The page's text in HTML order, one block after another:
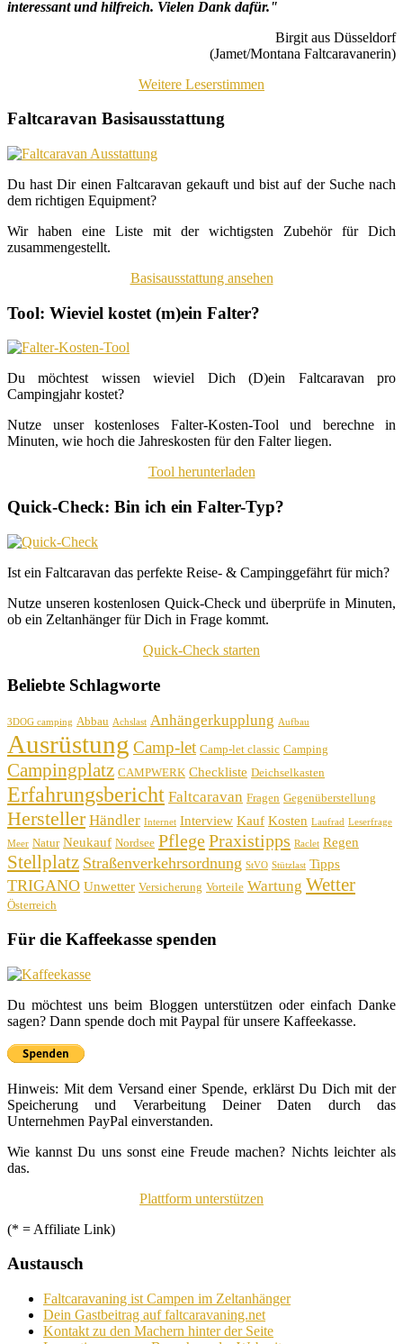
interessant und hilfreich. Vielen Dank dafür."
Birgit aus Düsseldorf
(Jamet/Montana Faltcaravanerin)
Weitere Leserstimmen
Faltcaravan Basisausstattung
Du hast Dir einen Faltcaravan gekauft und bist auf der Suche nach
dem richtigen Equipment?
Wir haben eine Liste mit der wichtigsten Zubehör für Dich
zusammengestellt.
Basisausstattung ansehen
Tool: Wieviel kostet (m)ein Falter?
Du möchtest wissen wieviel Dich (D)ein Faltcaravan pro
Campingjahr kostet?
Nutze unser kostenloses Falter-Kosten-Tool und berechne in
Minuten, wie hoch die Jahreskosten für den Falter liegen.
Tool herunterladen
Quick-Check: Bin ich ein Falter-Typ?
Ist ein Faltcaravan das perfekte Reise- & Campinggefährt für mich?
Nutze unseren kostenlosen Quick-Check und überprüfe in Minuten,
ob ein Zeltanhänger für Dich in Frage kommt.
Quick-Check starten
Beliebte Schlagworte
3DOG camping Abbau Achslast Anhängerkupplung Aufbau
Ausrüstung Camp-let Camp-let classic Camping
Campingplatz CAMPWERK Checkliste Deichselkasten
Erfahrungsbericht Faltcaravan Fragen Gegenüberstellung
Hersteller Händler Internet Interview Kauf Kosten Laufrad Leserfrage
Meer Natur Neukauf Nordsee PflegePraxistipps Raclet Regen
Stellplatz Straßenverkehrsordnung StVO Stützlast Tipps
TRIGANO Unwetter Versicherung Vorteile Wartung Wetter
Österreich
Für die Kaffeekasse spenden
Du möchtest uns beim Bloggen unterstützen oder einfach Danke
sagen? Dann spende doch mit Paypal für unsere Kaffeekasse.
Hinweis: Mit dem Versand einer Spende, erklärst Du Dich mit der
Speicherung und Verarbeitung Deiner Daten durch das
Unternehmen PayPal einverstanden.
Wie kannst Du uns sonst eine Freude machen? Nichts leichter als
das.
Plattform unterstützen
(* = Affiliate Link)
Austausch
Faltcaravaning ist Campen im Zeltanhänger
Dein Gastbeitrag auf faltcaravaning.net
Kontakt zu den Machern hinter der Seite